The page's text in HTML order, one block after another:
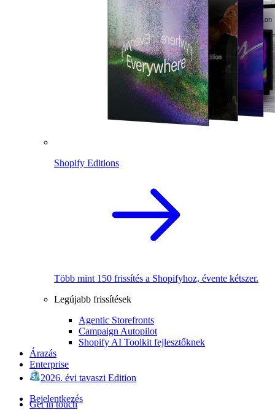
Shopify Editions
Több mint 150 frissítés a Shopifyhoz, évente kétszer.
Legújabb frissítések
Agentic Storefronts
Campaign Autopilot
Shopify AI Toolkit fejlesztőknek
Árazás
Enterprise
2026. évi tavaszi Edition
Bejelentkezés
Get in touch